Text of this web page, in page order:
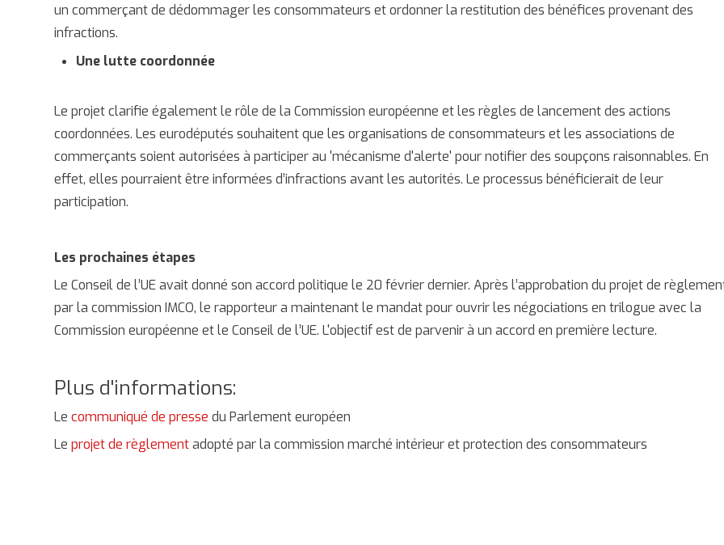
un commerçant de dédommager les consommateurs et ordonner la restitution des bénéfices provenant des
infractions.
Une lutte coordonnée
Le projet clarifie également le rôle de la Commission européenne et les règles de lancement des actions
coordonnées. Les eurodéputés souhaitent que les organisations de consommateurs et les associations de
commerçants soient autorisées à participer au 'mécanisme d'alerte' pour notifier des soupçons raisonnables. En
effet, elles pourraient être informées d’infractions avant les autorités. Le processus bénéficierait de leur
participation.
Les prochaines étapes
Le Conseil de l’UE avait donné son accord politique le 20 février dernier. Après l’approbation du projet de
par la commission IMCO, le rapporteur a maintenant le mandat pour ouvrir les négociations en trilogue avec la
Commission européenne et le Conseil de l’UE. L'objectif est de parvenir à un accord en première lecture.
Plus d'informations:
Lecommuniqué de presse du Parlement européen
Leprojet de règlementadopté par la commission marché intérieur et protection des consommateurs